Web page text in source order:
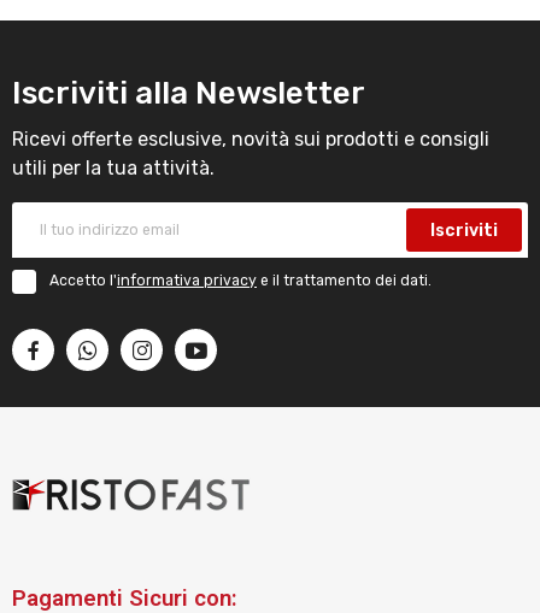
Iscriviti alla Newsletter
Ricevi offerte esclusive, novità sui prodotti e consigli
utili per la tua attività.
Iscriviti
Accetto l'informativa privacy e il trattamento dei dati.
Pagamenti Sicuri con: